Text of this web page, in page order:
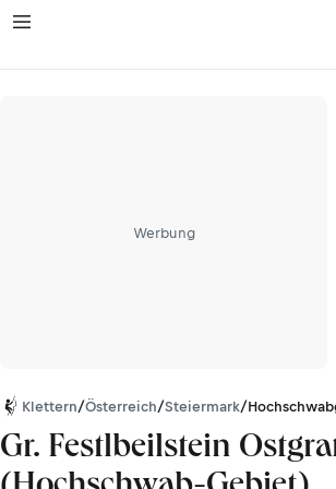
Werbung
Klettern/Österreich/Steiermark/
Gr. Festlbeilstein